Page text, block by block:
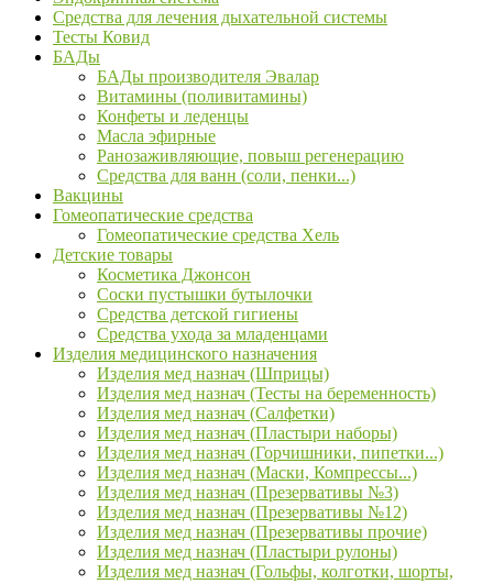
Средства для лечения дыхательной системы
Тесты Ковид
БАДы
БАДы производителя Эвалар
Витамины (поливитамины)
Конфеты и леденцы
Масла эфирные
Ранозаживляющие, повыш регенерацию
Средства для ванн (соли, пенки...)
Вакцины
Гомеопатические средства
Гомеопатические средства Хель
Детские товары
Косметика Джонсон
Соски пустышки бутылочки
Средства детской гигиены
Средства ухода за младенцами
Изделия медицинского назначения
Изделия мед назнач (Шприцы)
Изделия мед назнач (Тесты на беременность)
Изделия мед назнач (Салфетки)
Изделия мед назнач (Пластыри наборы)
Изделия мед назнач (Горчишники, пипетки...)
Изделия мед назнач (Маски, Компрессы...)
Изделия мед назнач (Презервативы №3)
Изделия мед назнач (Презервативы №12)
Изделия мед назнач (Презервативы прочие)
Изделия мед назнач (Пластыри рулоны)
Изделия мед назнач (Гольфы, колготки, шорты,